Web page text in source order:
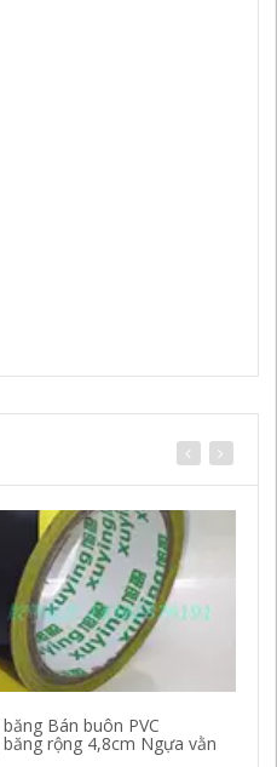
Bán buôn PVC
rộng 4,8cm Ngựa vằn